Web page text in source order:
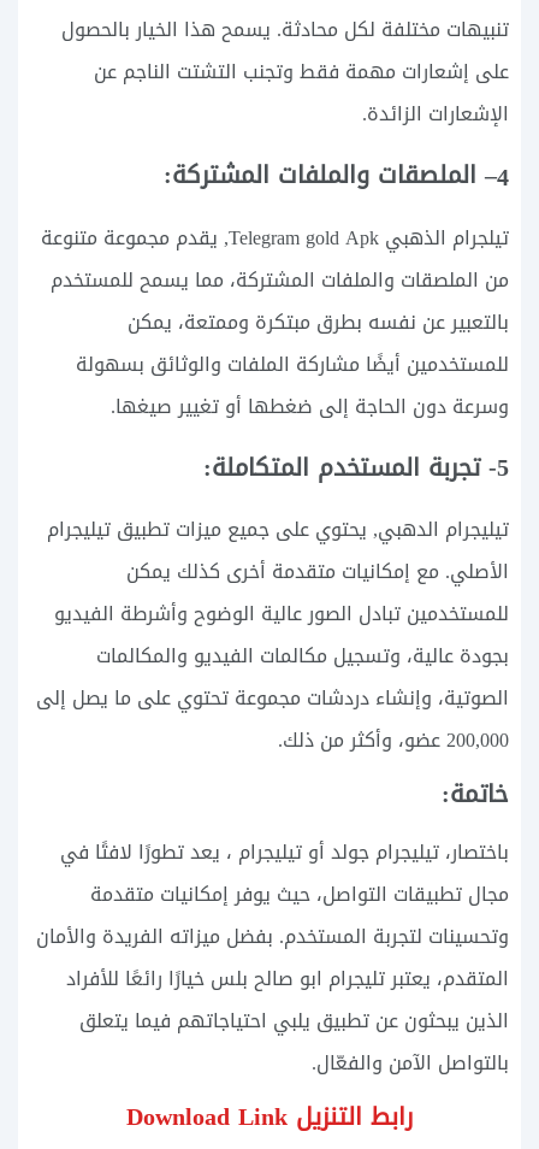
تنبيهات مختلفة لكل محادثة. يسمح هذا الخيار بالحصول
على إشعارات مهمة فقط وتجنب التشتت الناجم عن
الإشعارات الزائدة.
4– الملصقات والملفات المشتركة:
تيلجرام الذهبي Telegram gold Apk, يقدم مجموعة متنوعة
من الملصقات والملفات المشتركة، مما يسمح للمستخدم
بالتعبير عن نفسه بطرق مبتكرة وممتعة، يمكن
للمستخدمين أيضًا مشاركة الملفات والوثائق بسهولة
وسرعة دون الحاجة إلى ضغطها أو تغيير صيغها.
5- تجربة المستخدم المتكاملة:
تيليجرام الدهبي, يحتوي على جميع ميزات تطبيق تيليجرام
الأصلي. مع إمكانيات متقدمة أخرى كذلك يمكن
للمستخدمين تبادل الصور عالية الوضوح وأشرطة الفيديو
بجودة عالية، وتسجيل مكالمات الفيديو والمكالمات
الصوتية، وإنشاء دردشات مجموعة تحتوي على ما يصل إلى
200,000 عضو، وأكثر من ذلك.
خاتمة:
باختصار، تيليجرام جولد أو تيليجرام ، يعد تطورًا لافتًا في
مجال تطبيقات التواصل، حيث يوفر إمكانيات متقدمة
وتحسينات لتجربة المستخدم. بفضل ميزاته الفريدة والأمان
المتقدم، يعتبر تليجرام ابو صالح بلس خيارًا رائعًا للأفراد
الذين يبحثون عن تطبيق يلبي احتياجاتهم فيما يتعلق
بالتواصل الآمن والفعّال.
رابط التنزيل Download Link